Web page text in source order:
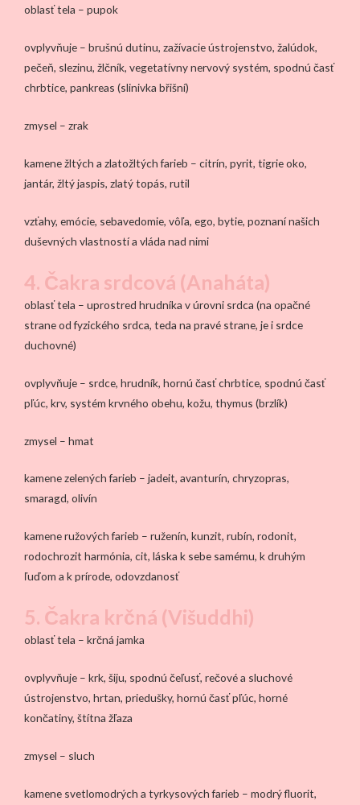
oblasť tela – pupok
ovplyvňuje – brušnú dutinu, zažívacie ústrojenstvo, žalúdok,
pečeň, slezinu, žlčník, vegetatívny nervový systém, spodnú časť
chrbtice, pankreas (slinivka břišní)
zmysel – zrak
kamene žltých a zlatožltých farieb – citrín, pyrit, tigrie oko,
jantár, žltý jaspis, zlatý topás, rutil
vzťahy, emócie, sebavedomie, vôľa, ego, bytie, poznaní našich
duševných vlastností a vláda nad nimi
4. Čakra srdcová (Anaháta)
oblasť tela – uprostred hrudníka v úrovni srdca (na opačné
strane od fyzického srdca, teda na pravé strane, je i srdce
duchovné)
ovplyvňuje – srdce, hrudník, hornú časť chrbtice, spodnú časť
pľúc, krv, systém krvného obehu, kožu, thymus (brzlík)
zmysel – hmat
kamene zelených farieb – jadeit, avanturín, chryzopras,
smaragd, olivín
kamene ružových farieb – ruženín, kunzit, rubín, rodonit,
rodochrozit harmónia, cit, láska k sebe samému, k druhým
ľuďom a k prírode, odovzdanosť
5. Čakra krčná (Višuddhi)
oblasť tela – krčná jamka
ovplyvňuje – krk, šiju, spodnú čeľusť, rečové a sluchové
ústrojenstvo, hrtan, priedušky, hornú časť pľúc, horné
končatiny, štítna žľaza
zmysel – sluch
kamene svetlomodrých a tyrkysových farieb – modrý fluorit,